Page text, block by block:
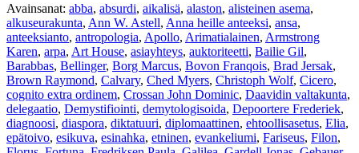
Avainsanat: abba, absurdi, aikalisä, alaston, alisteinen asema,
alkuseurakunta, Ann W. Astell, Anna heille anteeksi, ansa,
anteeksianto, antropologia, Apollo, Arimatialainen, Armstrong
Karen, arpa, Art House, asiayhteys, auktoriteetti, Bailie Gil,
Barabbas, Bellinger, Borg Marcus, Bovon Franqois, Brad Jersak,
Brown Raymond, Calvary, Ched Myers, Christoph Wolf, Cicero,
cognito extra ordinem, Crossan John Dominic, Daavidin valtakunta,
delegaatio, Demystifiointi, demytologisoida, Depoortere Frederiek,
diagnoosi, diaspora, diktatuuri, diplomaattinen, ehtoollisasetus, Elia,
epätoivo, esikuva, esinahka, etninen, evankeliumi, Fariseus, Filon,